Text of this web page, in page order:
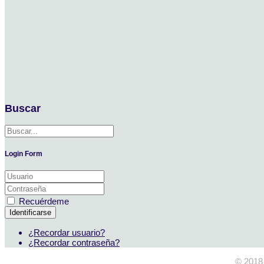
Buscar
Login Form
Recuérdeme
Identificarse
¿Recordar usuario?
¿Recordar contraseña?
© 2018